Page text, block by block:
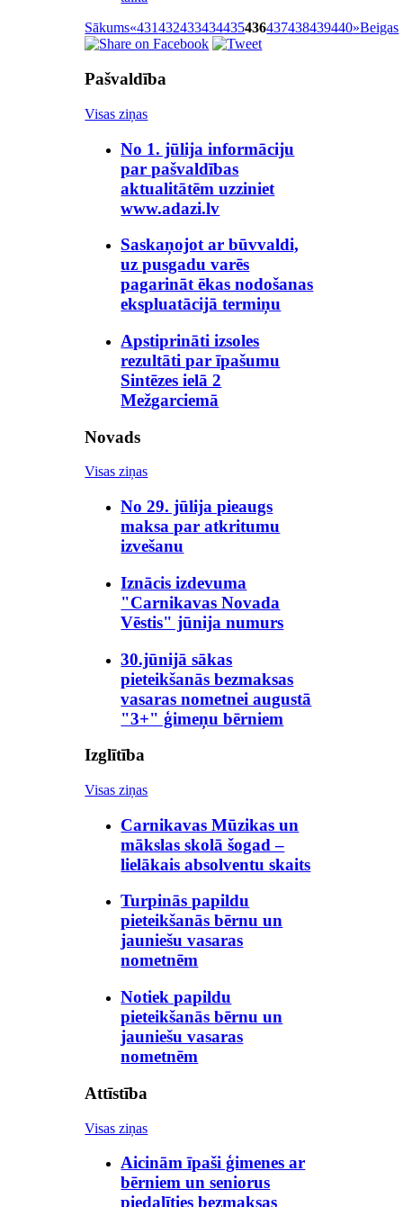
Sākums«431432433434435436437438439440»Beigas
Pašvaldība
Visas ziņas
No 1. jūlija informāciju
par pašvaldības
aktualitātēm uzziniet
www.adazi.lv
Saskaņojot ar būvvaldi,
uz pusgadu varēs
pagarināt ēkas nodošanas
ekspluatācijā termiņu
Apstiprināti izsoles
rezultāti par īpašumu
Sintēzes ielā 2
Mežgarciemā
Novads
Visas ziņas
No 29. jūlija pieaugs
maksa par atkritumu
izvešanu
Iznācis izdevuma
"Carnikavas Novada
Vēstis" jūnija numurs
30.jūnijā sākas
pieteikšanās bezmaksas
vasaras nometnei augustā
"3+" ģimeņu bērniem
Izglītība
Visas ziņas
Carnikavas Mūzikas un
mākslas skolā šogad –
lielākais absolventu skaits
Turpinās papildu
pieteikšanās bērnu un
jauniešu vasaras
nometnēm
Notiek papildu
pieteikšanās bērnu un
jauniešu vasaras
nometnēm
Attīstība
Visas ziņas
Aicinām īpaši ģimenes ar
bērniem un seniorus
piedalīties bezmaksas